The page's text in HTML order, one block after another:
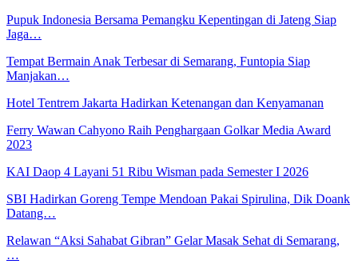
Pupuk Indonesia Bersama Pemangku Kepentingan di Jateng Siap
Jaga…
Tempat Bermain Anak Terbesar di Semarang, Funtopia Siap
Manjakan…
Hotel Tentrem Jakarta Hadirkan Ketenangan dan Kenyamanan
Ferry Wawan Cahyono Raih Penghargaan Golkar Media Award
2023
KAI Daop 4 Layani 51 Ribu Wisman pada Semester I 2026
SBI Hadirkan Goreng Tempe Mendoan Pakai Spirulina, Dik Doank
Datang…
Relawan “Aksi Sahabat Gibran” Gelar Masak Sehat di Semarang,
…